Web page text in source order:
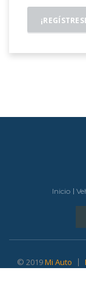
Inicio
© 2019Mi Auto